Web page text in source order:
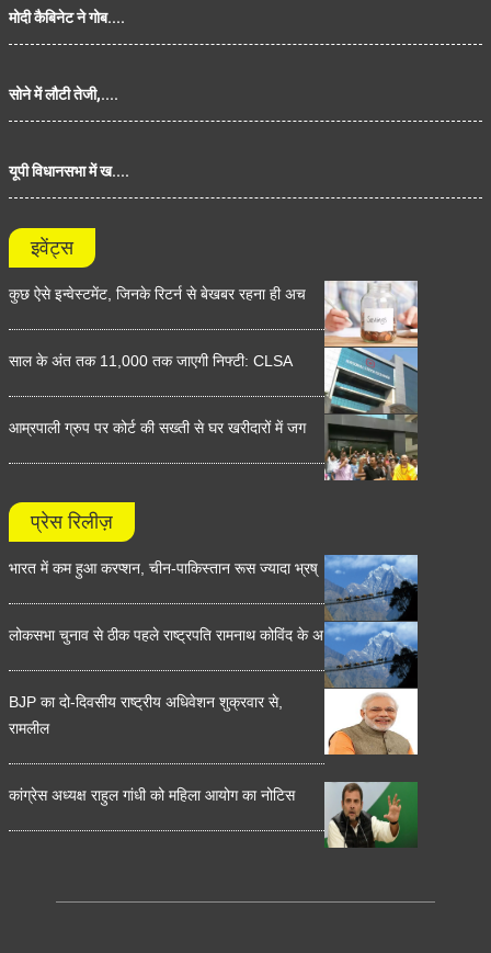
मोदी कैबिनेट ने गोब....
सोने में लौटी तेजी,....
यूपी विधानसभा में ख....
इवेंट्स
कुछ ऐसे इन्वेस्टमेंट, जिनके रिटर्न से बेखबर रहना ही अच
साल के अंत तक 11,000 तक जाएगी निफ्टी: CLSA
आम्रपाली ग्रुप पर कोर्ट की सख्ती से घर खरीदारों में जग
प्रेस रिलीज़
भारत में कम हुआ करप्शन, चीन-पाकिस्तान रूस ज्यादा भ्रष्
लोकसभा चुनाव से ठीक पहले राष्ट्रपति रामनाथ कोविंद के अ
BJP का दो-दिवसीय राष्ट्रीय अधिवेशन शुक्रवार से,
रामलील
कांग्रेस अध्यक्ष राहुल गांधी को महिला आयोग का नोटिस